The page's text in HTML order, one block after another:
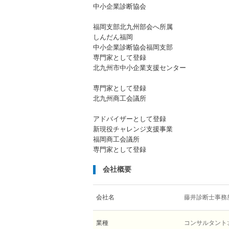
中小企業診断協会
福岡支部北九州部会へ所属
しんだん福岡
中小企業診断協会福岡支部
専門家として登録
北九州市中小企業支援センター
専門家として登録
北九州商工会議所
アドバイザーとして登録
新現役チャレンジ支援事業
福岡商工会議所
専門家として登録
会社概要
会社名 藤井診断士事務
業種 コンサルタント